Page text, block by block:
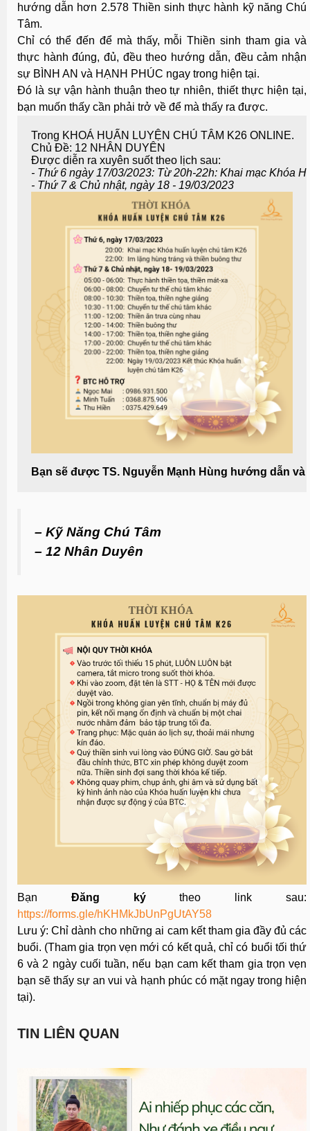
hướng dẫn hơn 2.578 Thiền sinh thực hành kỹ năng Chú
Tâm.
Chỉ có thể đến để mà thấy, mỗi Thiền sinh tham gia và
thực hành đúng, đủ, đều theo hướng dẫn, đều cảm nhận
sự BÌNH AN và HẠNH PHÚC ngay trong hiện tại.
Đó là sự vận hành thuận theo tự nhiên, thiết thực hiện tại,
bạn muốn thấy cần phải trở về để mà thấy ra được.
Trong KHOÁ HUẤN LUYỆN CHÚ TÂM K26 ONLINE.
Chủ Đề: 12 NHÂN DUYÊN
- Thứ 6 ngày 17/03/2023: Từ 20h-22h: Khai mạc Khóa
Bạn sẽ được TS. Nguyễn Mạnh Hùng hướng dẫn
– Kỹ Năng Chú Tâm
– 12 Nhân Duyên
Bạn Đăng kýtheo link sau:
https://forms.gle/hKHMkJbUnPgUtAY58
Lưu ý: Chỉ dành cho những ai cam kết tham gia đầy đủ các
buổi. (Tham gia trọn vẹn mới có kết quả, chỉ có buổi tối thứ
6 và 2 ngày cuối tuần, nếu bạn cam kết tham gia trọn vẹn
bạn sẽ thấy sự an vui và hạnh phúc có mặt ngay trong hiện
tại).
TIN LIÊN QUAN